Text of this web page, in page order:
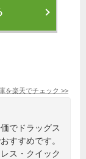
を楽天でチェック >>
でドラッグス
すすめです。
ス・クイック